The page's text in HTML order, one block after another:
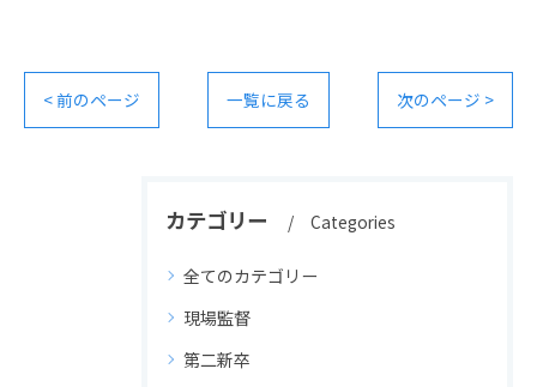
< 前のページ 一覧に戻る 次のページ >
カテゴリー Categories
全てのカテゴリー
現場監督
第二新卒